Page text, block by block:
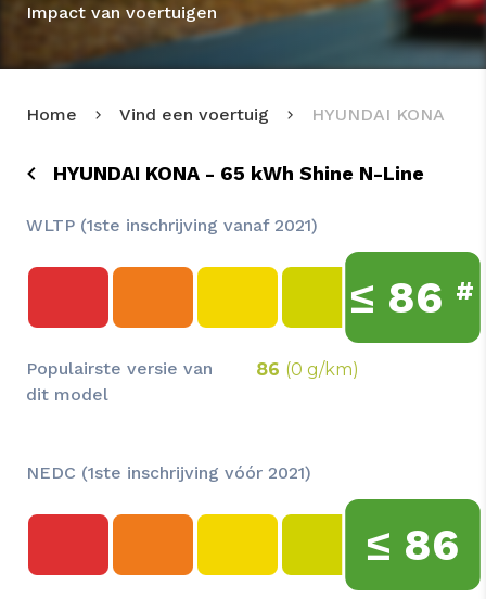
Impact van voertuigen
Home Vind een voertuig HYUNDAI KONA
HYUNDAI KONA - 65 kWh Shine N-Line
WLTP (1ste inschrijving vanaf 2021)
≤ 86 #
Populairste versie van
dit model
86 (0 g/km)
NEDC (1ste inschrijving vóór 2021)
≤ 86